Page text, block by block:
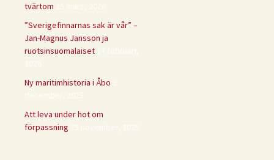
tvärtom
25 mars, 2026
”Sverigefinnarnas sak är vår” –
Jan-Magnus Jansson ja
ruotsinsuomalaiset 17 februari,
2026
Ny maritimhistoria i Åbo 9
december, 2025
Att leva under hot om
förpassning
25 november, 2025